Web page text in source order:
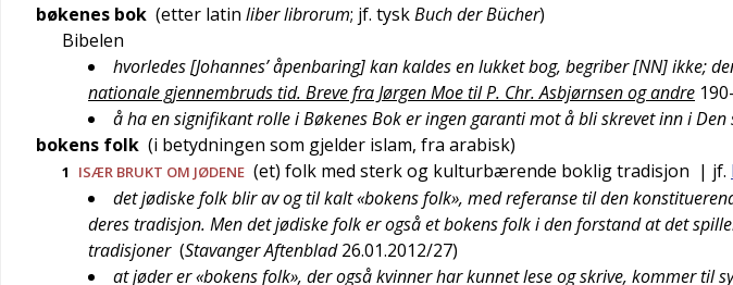
bøkenes bok (etter latin liber librorum; jf. tyskBuch der Bücher)
Bibelen
hvorledes [Johannes’ åpenbaring] kan kaldes en lukket bog, begriber [NN] ikke;
nationale gjennembruds tid. Breve fra Jørgen Moe til P. Chr. Asbjørnsen og andre
å ha en signifikant rolle i Bøkenes Bok er ingen garanti mot å bli skrevet inn i
bokens folk (i betydningen som gjelder islam, fra arabisk)
1 ISÆR BRUKT OM JØDENE (et) folk med sterk og kulturbærende boklig tradisjon | jf.
det jødiske folk blir av og til kalt «bokens folk», med referanse til den
deres tradisjon. Men det jødiske folk er også et bokens folk i den forstand at det
tradisjoner (Stavanger Aftenblad 26.01.2012/27)
at jøder er «bokens folk», der også kvinner har kunnet lese og skrive, kommer til